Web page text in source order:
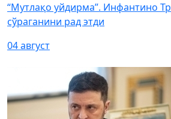
“Мутлақо уйдирма”. Инфантино
сўраганини рад этди
04 август